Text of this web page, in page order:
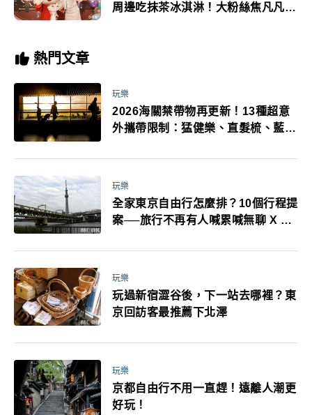
周邊吃抹茶冰淇淋！大粉絲焦凡凡萌
熱門文章
玩樂
2026海關禁帶物再更新！13種超意
外攜帶限制：猛健樂、直髮梳、藍牙
萬！注意事項一次看！
玩樂
全家東京自由行怎麼排？10個行程提
案──旅行不再有人喊累喊無聊 X 爸
玩樂
玩過新宿澀谷後，下一站去哪裡？東
京回訪客最推薦下北澤
玩樂
京都自由行不用一直趕！遠離人潮更
好玩！